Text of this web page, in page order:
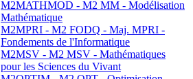
M2MATHMOD - M2 MM - Modélisation
Mathématique
M2MPRI - M2 FODQ - Maj. MPRI -
Fondements de l'Informatique
M2MSV - M2 MSV - Mathématiques
pour les Sciences du Vivant